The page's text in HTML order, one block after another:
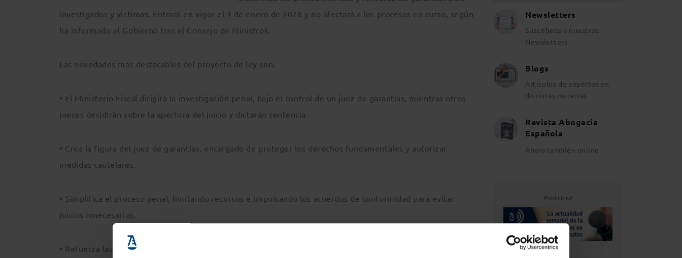
investigados y víctimas. Entrará en vigor el 1 de enero de 2028 y no afectará a los procesos en curso, según
ha informado el Gobierno tras el Consejo de Ministros.
Las novedades más destacables del proyecto de ley son:
• El Ministerio Fiscal dirigirá la investigación penal, bajo el control de un juez de garantías, mientras otros
jueces decidirán sobre la apertura del juicio y dictarán sentencia.
• Crea la figura del juez de garantías, encargado de proteger los derechos fundamentales y autorizar
medidas cautelares.
• Simplifica el proceso penal, limitando recursos e impulsando los acuerdos de conformidad para evitar
juicios innecesarios.
• Refuerza las garantías procesales de investigados y víctimas, especialmente menores y personas
Newsletters
Suscríbete a nuestros
Newsletters
Blogs
Artículos de expertos en
distintas materias
Revista Abogacía
Española
Ahora también online
Publicidad